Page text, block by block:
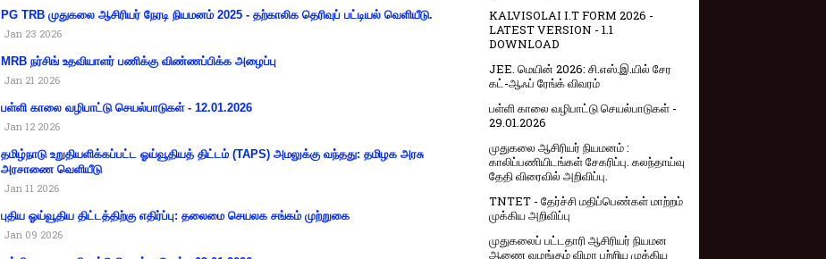
PG TRB முதுகலை ஆசிரியர் நேரடி நியமனம் 2025 - தற்காலிக தெரிவுப் பட்டியல் வெளியீடு.
Jan 23 2026
MRB நர்சிங் உதவியாளர் பணிக்கு விண்ணப்பிக்க அழைப்பு
Jan 21 2026
பள்ளி காலை வழிபாட்டு செயல்பாடுகள் - 12.01.2026
Jan 12 2026
தமிழ்நாடு உறுதியளிக்கப்பட்ட ஓய்வூதியத் திட்டம் (TAPS) அமலுக்கு வந்தது: தமிழக அரசு
அரசாணை வெளியீடு
Jan 11 2026
புதிய ஓய்வூதிய திட்டத்திற்கு எதிர்ப்பு: தலைமை செயலக சங்கம் முற்றுகை
Jan 09 2026
KALVISOLAI I.T FORM 2026 -
LATEST VERSION - 1.1
DOWNLOAD
JEE. மெயின் 2026: சி.எஸ்.இ.யில் சேர
கட்-ஆஃப் ரேங்க் விவரம்
பள்ளி காலை வழிபாட்டு செயல்பாடுகள் -
29.01.2026
முதுகலை ஆசிரியர் நியமனம் :
காலிப்பணியிடங்கள் சேகரிப்பு. கலந்தாய்வு
தேதி விரைவில் அறிவிப்பு.
TNTET - தேர்ச்சி மதிப்பெண்கள் மாற்றம்
முக்கிய அறிவிப்பு
முதுகலைப் பட்டதாரி ஆசிரியர் நியமன
ஆணை வழங்கும் விழா பற்றிய முக்கிய